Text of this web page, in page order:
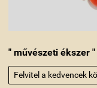
" művészeti ékszer "
Felvitel a kedvencek